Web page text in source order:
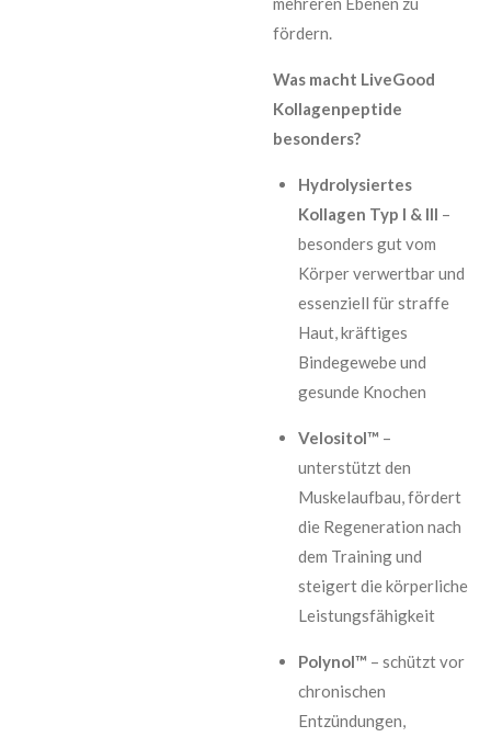
fördern.
Was macht LiveGood
Kollagenpeptide
besonders?
Hydrolysiertes
Kollagen Typ I & III –
besonders gut vom
Körper verwertbar und
essenziell für straffe
Haut, kräftiges
Bindegewebe und
gesunde Knochen
Velositol™ –
unterstützt den
Muskelaufbau, fördert
die Regeneration nach
dem Training und
steigert die körperliche
Leistungsfähigkeit
Polynol™ – schützt vor
chronischen
Entzündungen,